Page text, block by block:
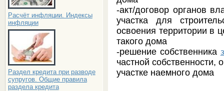
Расчёт инфляции. Индексы
инфляции
Раздел кредита при разводе
супругов. Общие правила
раздела кредита
-акт/договор органов
участка для
освоения территории в
такого дома
-решение собственника
частной собственности,
участке наемного дома